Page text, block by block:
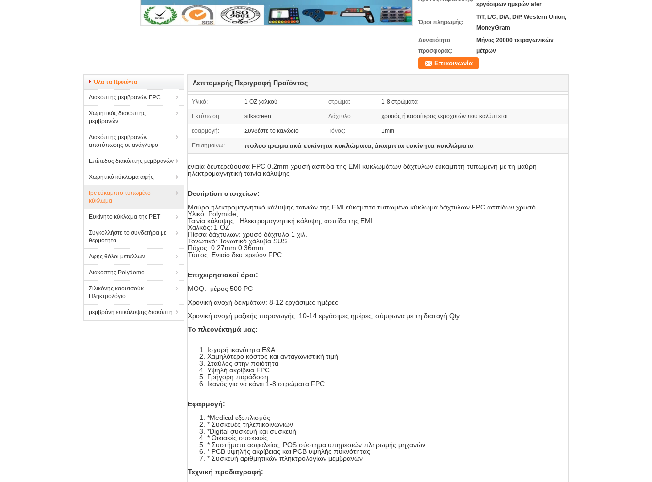
εργάσιμων ημερών afer
Όροι πληρωμής:
T/T, L/C, D/A, D/P, Western Union,
MoneyGram
Δυνατότητα
προσφοράς:
Μήνας 20000 τετραγωνικών
μέτρων
Επικοινωνία
Όλα τα Προϊόντα
Διακόπτης μεμβρανών FPC
Χωρητικός διακόπτης
μεμβρανών
Διακόπτης μεμβρανών
αποτύπωσης σε ανάγλυφο
Επίπεδος διακόπτης μεμβρανών
Χωρητικό κύκλωμα αφής
fpc εύκαμπτο τυπωμένο
κύκλωμα
Ευκίνητο κύκλωμα της PET
Συγκολλήστε το συνδετήρα με
θερμότητα
Αφής θόλοι μετάλλων
Διακόπτης Polydome
Σιλικόνης καουτσούκ
Πληκτρολόγιο
μεμβράνη επικάλυψης διακόπτη
Λεπτομερής Περιγραφή Προϊόντος
Υλικό: 1 OZ χαλκού στρώμα: 1-8 στρώματα
Εκτύπωση: silkscreen Δάχτυλο: χρυσός ή κασσίτερος νεροχυτών που καλύπτεται
εφαρμογή: Συνδέστε το καλώδιο Τόνος: 1mm
Επισημαίνω: πολυστρωματικά ευκίνητα κυκλώματα, άκαμπτα ευκίνητα κυκλώματα
ενιαία δευτερεύουσα FPC 0.2mm χρυσή ασπίδα της EMI κυκλωμάτων δάχτυλων εύκαμπτη τυπωμένη με τη μαύρη
ηλεκτρομαγνητική ταινία κάλυψης
Decription στοιχείων:
Μαύρο ηλεκτρομαγνητικό κάλυψης ταινιών της EMI εύκαμπτο τυπωμένο κύκλωμα δάχτυλων FPC ασπίδων χρυσό
Υλικό: Polymide,
Ταινία κάλυψης: Ηλεκτρομαγνητική κάλυψη, ασπίδα της EMI
Χαλκός: 1 OZ
Πίσσα δάχτυλων: χρυσό δάχτυλο 1 χιλ.
Τονωτικό: Τονωτικό χάλυβα SUS
Πάχος: 0.27mm 0.36mm.
Τύπος: Ενιαίο δευτερεύον FPC
Επιχειρησιακοί όροι:
MOQ: μέρος 500 PC
Χρονική ανοχή δειγμάτων: 8-12 εργάσιμες ημέρες
Χρονική ανοχή μαζικής παραγωγής: 10-14 εργάσιμες ημέρες, σύμφωνα με τη διαταγή Qty.
Το πλεονέκτημά μας:
Ισχυρή ικανότητα Ε&Α
Χαμηλότερο κόστος και ανταγωνιστική τιμή
Σταύλος στην ποιότητα
Υψηλή ακρίβεια FPC
Γρήγορη παράδοση
Ικανός για να κάνει 1-8 στρώματα FPC
Εφαρμογή:
*Medical εξοπλισμός
* Συσκευές τηλεπικοινωνιών
*Digital συσκευή και συσκευή
* Οικιακές συσκευές
* Συστήματα ασφαλείας, POS σύστημα υπηρεσιών πληρωμής μηχανών.
* PCB υψηλής ακρίβειας και PCB υψηλής πυκνότητας
* Συσκευή αριθμητικών πληκτρολογίων μεμβρανών
Τεχνική προδιαγραφή: